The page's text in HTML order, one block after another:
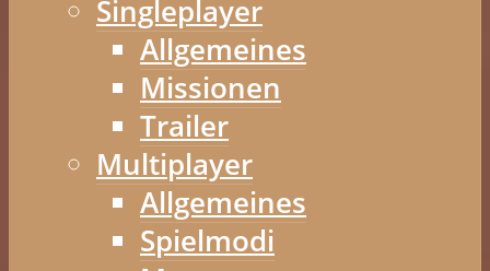
Singleplayer
Allgemeines
Missionen
Trailer
Multiplayer
Allgemeines
Spielmodi